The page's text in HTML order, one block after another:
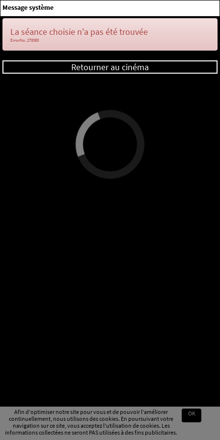
Afin d'optimiser notre site pour vous et de pouvoir l'améliorer
continuellement, nous utilisons des cookies. En poursuivant votre
navigation sur ce site, vous acceptez l'utilisation de cookies. Les
informations collectées ne seront PAS utilisées à des fins publicitaires.
OK
Message système
La séance choisie n'a pas été trouvée
ErrorNo. 270083
Retourner au cinéma